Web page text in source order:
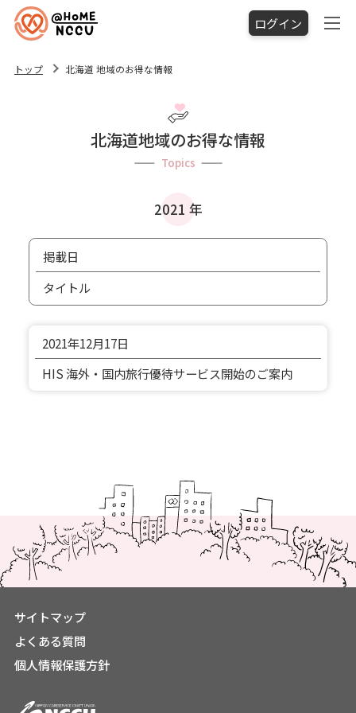
ログイン
トップ 北海道 地域のお得な情報
北海道地域のお得な情報
Topics
2021 年
掲載日
タイトル
2021年12月17日
HIS 海外・国内旅行優待サービス開始のご案内
サイトマップ
よくある質問
個人情報保護方針